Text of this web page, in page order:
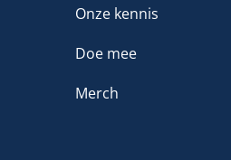
Onze kennis
Doe mee
Merch